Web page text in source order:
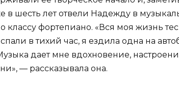
в шесть лет отвели Надежду в
классу фортепиано. «Вся моя жизнь
в тихий час, я ездила одна на
дает мне вдохновение,
— рассказывала она.